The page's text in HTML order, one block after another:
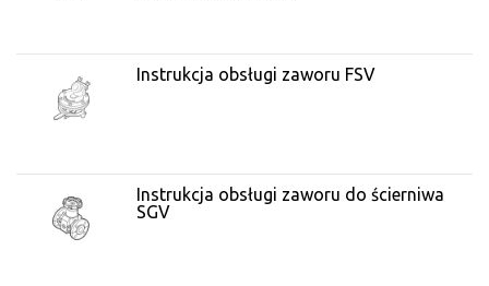
Instrukcja obsługi zaworu FSV
Instrukcja obsługi zaworu do ścierniwa
SGV